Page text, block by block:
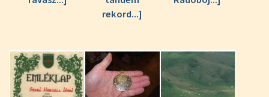
rekord...]